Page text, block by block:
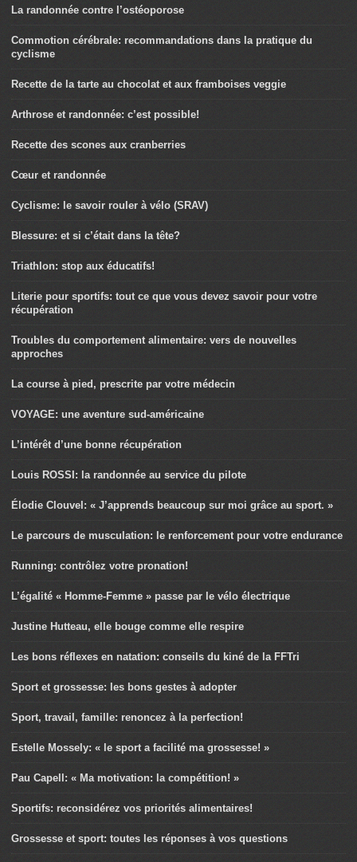
La randonnée contre l’ostéoporose
Commotion cérébrale: recommandations dans la pratique du
cyclisme
Recette de la tarte au chocolat et aux framboises veggie
Arthrose et randonnée: c’est possible!
Recette des scones aux cranberries
Cœur et randonnée
Cyclisme: le savoir rouler à vélo (SRAV)
Blessure: et si c’était dans la tête?
Triathlon: stop aux éducatifs!
Literie pour sportifs: tout ce que vous devez savoir pour votre
récupération
Troubles du comportement alimentaire: vers de nouvelles
approches
La course à pied, prescrite par votre médecin
VOYAGE: une aventure sud-américaine
L’intérêt d’une bonne récupération
Louis ROSSI: la randonnée au service du pilote
Élodie Clouvel: « J’apprends beaucoup sur moi grâce au sport. »
Le parcours de musculation: le renforcement pour votre endurance
Running: contrôlez votre pronation!
L’égalité « Homme-Femme » passe par le vélo électrique
Justine Hutteau, elle bouge comme elle respire
Les bons réflexes en natation: conseils du kiné de la FFTri
Sport et grossesse: les bons gestes à adopter
Sport, travail, famille: renoncez à la perfection!
Estelle Mossely: « le sport a facilité ma grossesse! »
Pau Capell: « Ma motivation: la compétition! »
Sportifs: reconsidérez vos priorités alimentaires!
Grossesse et sport: toutes les réponses à vos questions